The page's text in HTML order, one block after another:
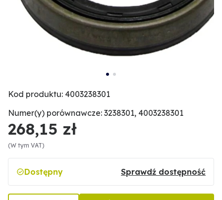
Kod produktu: 4003238301
Numer(y) porównawcze: 3238301, 4003238301
268,15 zł
(W tym VAT)
Dostępny Sprawdź dostępność